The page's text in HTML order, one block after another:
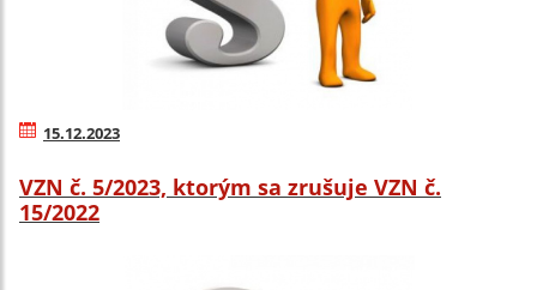
15.12.2023
VZN č. 5/2023, ktorým sa zrušuje VZN č.
15/2022